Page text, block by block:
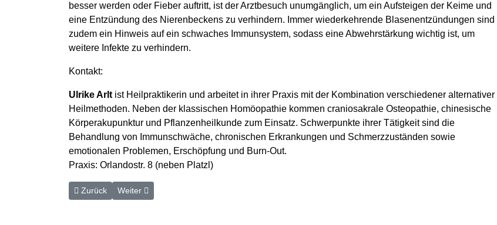
besser werden oder Fieber auftritt, ist der Arztbesuch unumgänglich, um ein Aufsteigen der Keime und
eine Entzündung des Nierenbeckens zu verhindern. Immer wiederkehrende Blasenentzündungen sind
zudem ein Hinweis auf ein schwaches Immunsystem, sodass eine Abwehrstärkung wichtig ist, um
weitere Infekte zu verhindern.
Kontakt:
Ulrike Arlt ist Heilpraktikerin und arbeitet in ihrer Praxis mit der Kombination verschiedener alternativer
Heilmethoden. Neben der klassischen Homöopathie kommen craniosakrale Osteopathie, chinesische
Körperakupunktur und Pflanzenheilkunde zum Einsatz. Schwerpunkte ihrer Tätigkeit sind die
Behandlung von Immunschwäche, chronischen Erkrankungen und Schmerzzuständen sowie
emotionalen Problemen, Erschöpfung und Burn-Out.
Praxis: Orlandostr. 8 (neben Platzl)
Vorheriger Beitrag: Adipositas – eine chronische Erkrankung
Zurück Nächster Beitrag: Herzmuskelentzündung
Weiter